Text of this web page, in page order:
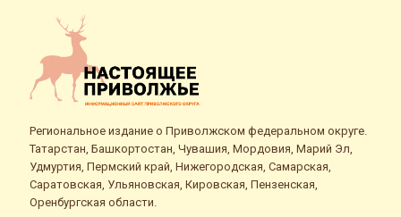
Региональное издание о Приволжском федеральном округе.
Татарстан, Башкортостан, Чувашия, Мордовия, Марий Эл,
Удмуртия, Пермский край, Нижегородская, Самарская,
Саратовская, Ульяновская, Кировская, Пензенская,
Оренбургская области.